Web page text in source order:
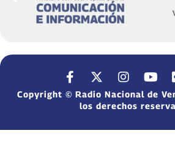
Copyright © Radio Nacional de
los derechos